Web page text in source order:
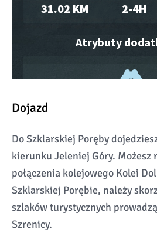
Dojazd
Do Szklarskiej Poręby
kierunku Jeleniej Góry. Możesz
połączenia kolejowego Kolei
Szklarskiej Porębie, należy
szlaków turystycznych
Szrenicy.